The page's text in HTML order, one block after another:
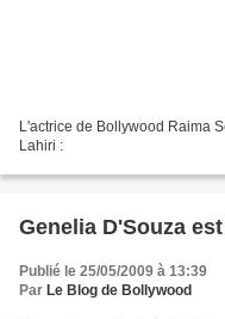
L'actrice de Bollywood Raima
Lahiri :
Genelia D'Souza
Publié le 25/05/2009 à 13:39
Par Le Blog de Bollywood